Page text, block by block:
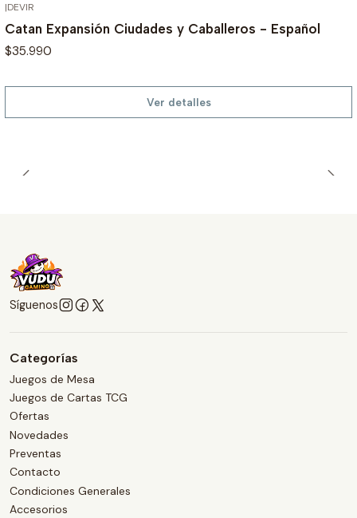
|DEVIR
Catan Expansión Ciudades y Caballeros - Español
$35.990
Ver detalles
Síguenos
Categorías
Juegos de Mesa
Juegos de Cartas TCG
Ofertas
Novedades
Preventas
Contacto
Condiciones Generales
Accesorios